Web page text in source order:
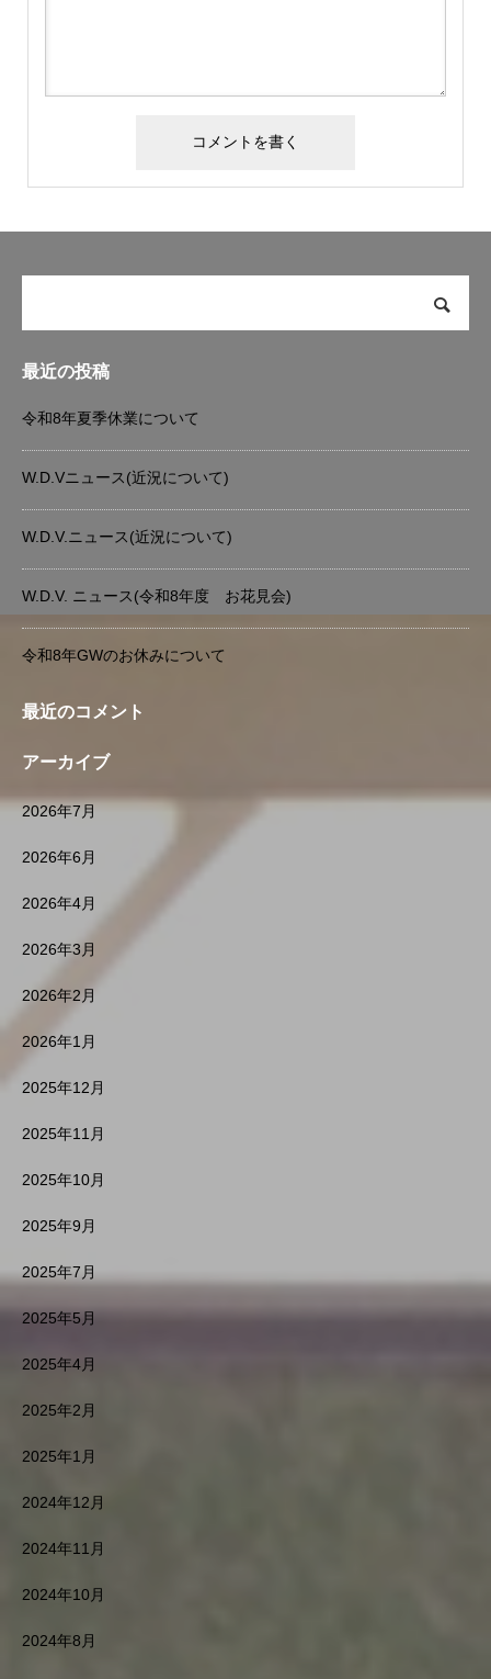
最近の投稿
令和8年夏季休業について
W.D.Vニュース(近況について)
W.D.V.ニュース(近況について)
W.D.V. ニュース(令和8年度 お花見会)
令和8年GWのお休みについて
最近のコメント
アーカイブ
2026年7月
2026年6月
2026年4月
2026年3月
2026年2月
2026年1月
2025年12月
2025年11月
2025年10月
2025年9月
2025年7月
2025年5月
2025年4月
2025年2月
2025年1月
2024年12月
2024年11月
2024年10月
2024年8月